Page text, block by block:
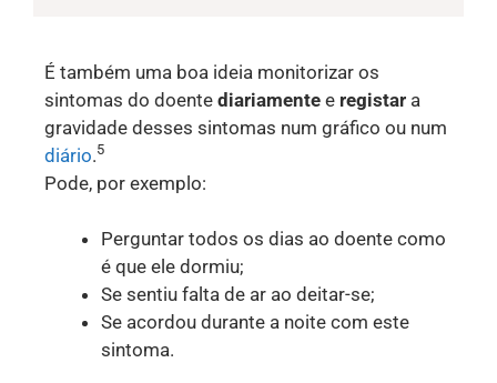
É também uma boa ideia monitorizar os
sintomas do doente diariamente e registar a
gravidade desses sintomas num gráfico ou num
diário.5
Pode, por exemplo:
Perguntar todos os dias ao doente como
é que ele dormiu;
Se sentiu falta de ar ao deitar-se;
Se acordou durante a noite com este
sintoma.